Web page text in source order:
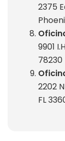
2375
9901
78230
2202
FL